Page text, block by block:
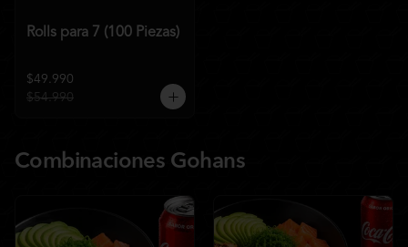
Rolls para 7 (100 Piezas)
$49.990
$54.990
Combinaciones Gohans